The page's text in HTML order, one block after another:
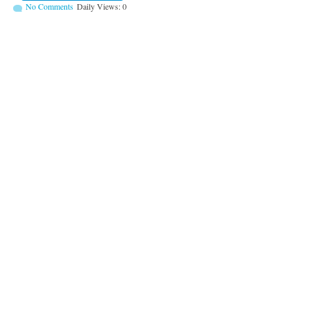
Daily Views: 0
No Comments